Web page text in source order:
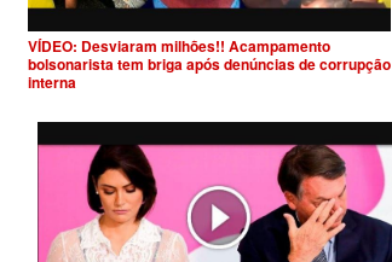
VÍDEO: Desviaram milhões!! Acampamento
bolsonarista tem briga após denúncias de corrupção
interna